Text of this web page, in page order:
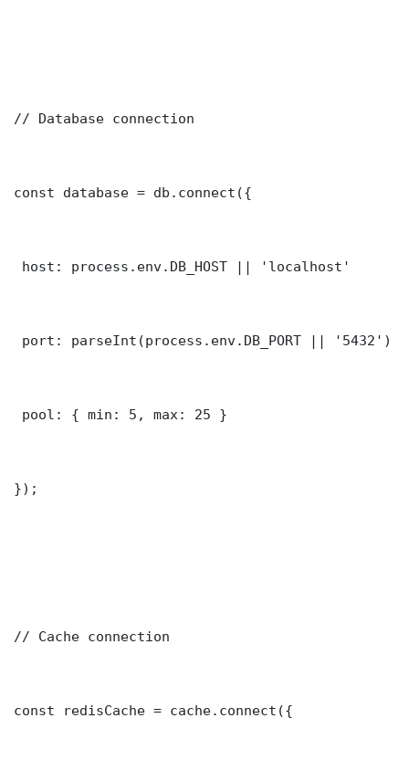
// Database connection
const database = db.connect({
host: process.env.DB_HOST || 'localhost'
port: parseInt(process.env.DB_PORT || '5432')
pool: { min: 5, max: 25 }
});
// Cache connection
const redisCache = cache.connect({